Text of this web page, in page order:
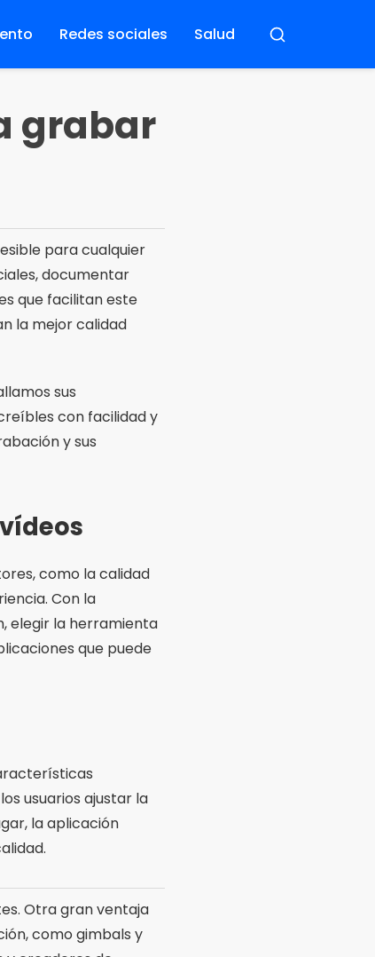
Redes sociales Salud Buscar
grabar
para cualquier
documentar
que facilitan este
la mejor calidad
sus
con facilidad y
y sus
como la calidad
Con la
elegir la herramienta
que puede
usuarios ajustar la
la aplicación
Otra gran ventaja
como gimbals y